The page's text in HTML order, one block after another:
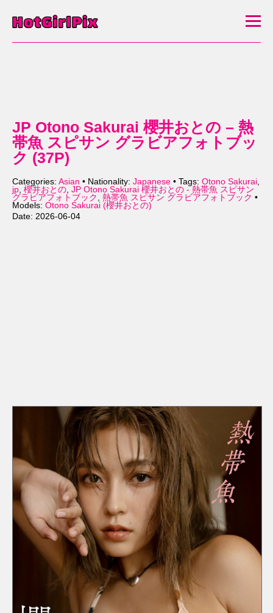
JP Otono Sakurai 櫻井おとの – 熱
帯魚 スピサン グラビアフォトブッ
ク (37P)
Categories: Asian • Nationality: Japanese • Tags: Otono Sakurai,
jp, 櫻井おとの, JP Otono Sakurai 櫻井おとの - 熱帯魚 スピサン
グラビアフォトブック , 熱帯魚 スピサン グラビアフォトブック •
Models: Otono Sakurai (櫻井おとの)
Date: 2026-06-04